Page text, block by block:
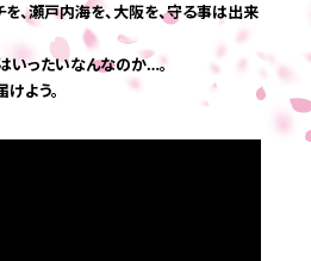
、瀬戸内海を、大阪を、守る事は出来
いったいなんなのか…。
よう。